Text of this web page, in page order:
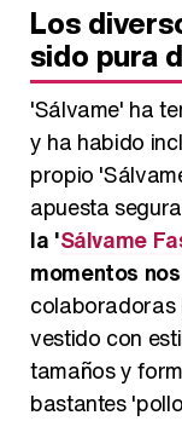
Los
sido pura
'Sálvame' ha
y ha habido
propio
apuesta
la 'Sálvame
momentos
colaboradoras
vestido con
tamaños y
bastantes